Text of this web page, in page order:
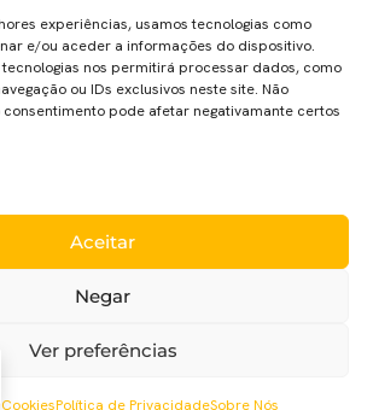
experiências, usamos tecnologias como
e/ou aceder a informações do dispositivo.
nos permitirá processar dados, como
ou IDs exclusivos neste site. Não
pode afetar negativamante certos
Aceitar
Negar
Ver preferências
Política de PrivacidadeSobre Nós
que fala sobre Alessandro
que serviu de inspiração para o filme “As
um papel especial. Segundo o jornal
do mundo Cristiano Ronaldo vai
o novo […]